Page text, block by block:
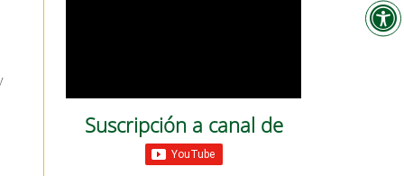
Suscripción a canal de